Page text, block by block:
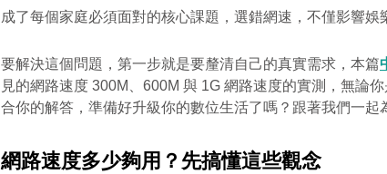
成了每個家庭必須面對的核心課題，選錯網速，不僅影響娛
要解決這個問題，第一步就是要釐清自己的真實需求，本篇
見的網路速度 300M、600M 與 1G 網路速度的實測，無論
合你的解答，準備好升級你的數位生活了嗎？跟著我們一起
網路速度多少夠用？先搞懂這些觀念